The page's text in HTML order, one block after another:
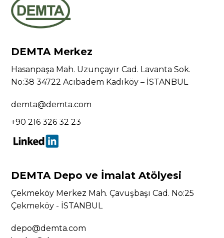
DEMTA Merkez
Hasanpaşa Mah. Uzunçayır Cad. Lavanta Sok.
No:38 34722 Acıbadem Kadıköy – İSTANBUL
demta@demta.com
+90 216 326 32 23
DEMTA Depo ve İmalat Atölyesi
Çekmeköy Merkez Mah. Çavuşbaşı Cad. No:25
Çekmeköy - İSTANBUL
depo@demta.com